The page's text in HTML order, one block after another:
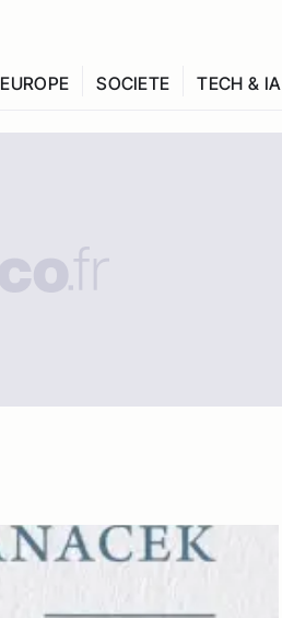
EUROPE SOCIETE TECH & IA